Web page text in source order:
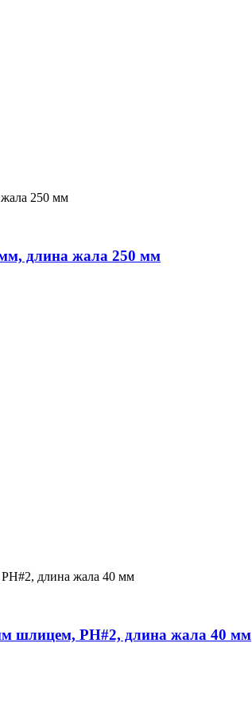
длина жала 250 мм
шлицем, PH#2, длина жала 40 мм